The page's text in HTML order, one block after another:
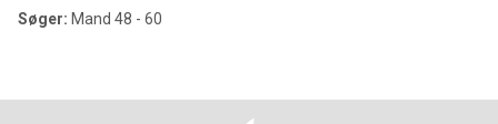
Søger: Mand 48 - 60